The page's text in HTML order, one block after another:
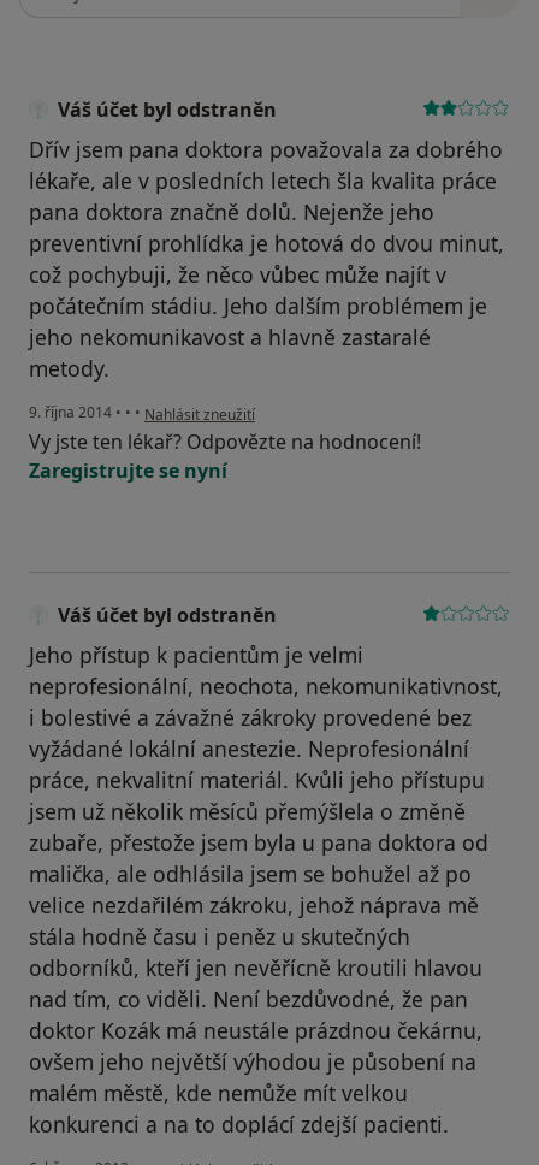
Váš účet byl odstraněn
Dřív jsem pana doktora považovala za dobrého
lékaře, ale v posledních letech šla kvalita práce
pana doktora značně dolů. Nejenže jeho
preventivní prohlídka je hotová do dvou minut,
což pochybuji, že něco vůbec může najít v
počátečním stádiu. Jeho dalším problémem je
jeho nekomunikavost a hlavně zastaralé
metody.
9. října 2014 • • • podle názoru uživatele Váš účet byl odstraněn
Nahlásit zneužití
Vy jste ten lékař? Odpovězte na hodnocení!
Zaregistrujte se nyní
Váš účet byl odstraněn
Jeho přístup k pacientům je velmi
neprofesionální, neochota, nekomunikativnost,
i bolestivé a závažné zákroky provedené bez
vyžádané lokální anestezie. Neprofesionální
práce, nekvalitní materiál. Kvůli jeho přístupu
jsem už několik měsíců přemýšlela o změně
zubaře, přestože jsem byla u pana doktora od
malička, ale odhlásila jsem se bohužel až po
velice nezdařilém zákroku, jehož náprava mě
stála hodně času i peněz u skutečných
odborníků, kteří jen nevěřícně kroutili hlavou
nad tím, co viděli. Není bezdůvodné, že pan
doktor Kozák má neustále prázdnou čekárnu,
ovšem jeho největší výhodou je působení na
malém městě, kde nemůže mít velkou
konkurenci a na to doplácí zdejší pacienti.